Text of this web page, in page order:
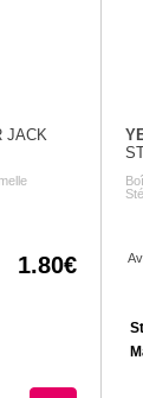
JACK
1.80